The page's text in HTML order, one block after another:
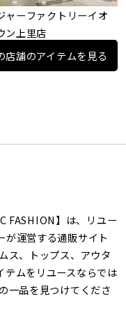
ャーファクトリーイオ
ン上里店
店舗のアイテムを見る
FASHION】は、リユー
が運営する通販サイト
ス、トップス、アウタ
テムをリユースならでは
一品を見つけてくださ